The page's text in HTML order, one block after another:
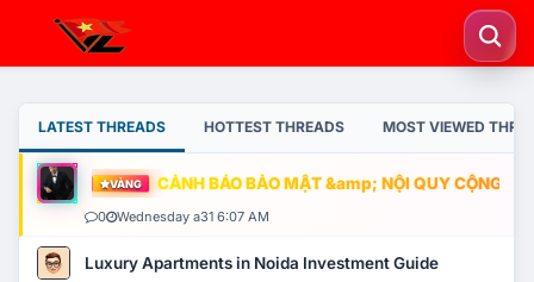
LATEST THREADS HOTTEST THREADS MOST VIEWED
VÀNG CẢNH BÁO BẢO MẬT &amp; NỘI QUY CỘNG
0 Wednesday a31 6:07 AM
Luxury Apartments in Noida Investment Guide